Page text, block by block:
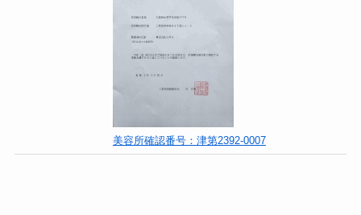
美容所確認番号：津第2392-0007